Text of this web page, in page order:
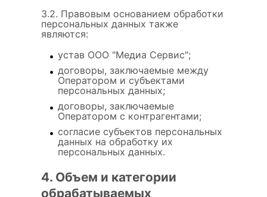
3.2. Правовым основанием обработки
персональных данных также
являются:
устав ООО "Медиа Сервис";
договоры, заключаемые между
Оператором и субъектами
персональных данных;
договоры, заключаемые
Оператором с контрагентами;
согласие субъектов персональных
данных на обработку их
персональных данных.
4. Объем и категории
обрабатываемых